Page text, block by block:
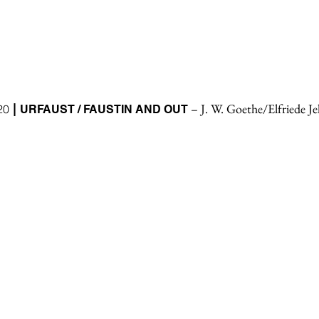
URFAUST / FAUSTIN AND OUT – J. W. Goethe/Elfriede